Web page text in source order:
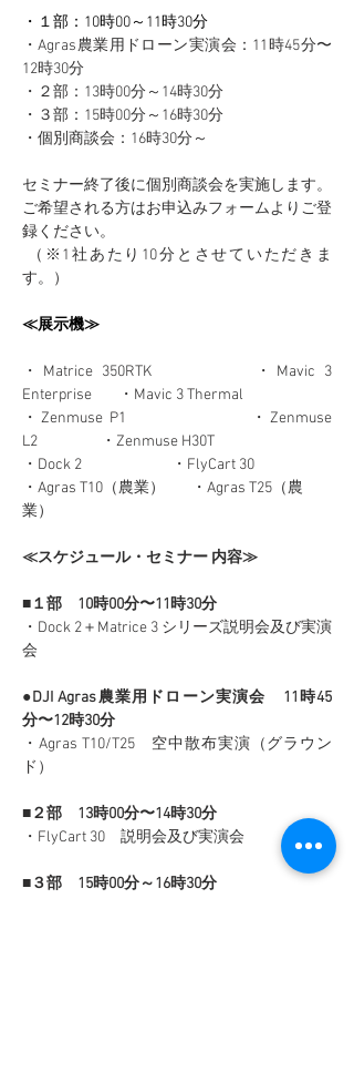
・１部：10時00～11時30分
・Agras農業用ドローン実演会：11時45分〜
12時30分
・２部：13時00分～14時30分
・３部：15時00分～16時30分
・個別商談会：16時30分～
セミナー終了後に個別商談会を実施します。
ご希望される方はお申込みフォームよりご登
録ください。
（※1社あたり10分とさせていただきま
す。）
≪展示機≫
・Matrice 350RTK            ・Mavic 3
Enterprise        ・Mavic 3 Thermal
・Zenmuse P1                  ・Zenmuse
L2                   ・Zenmuse H30T
・Dock 2                           ・FlyCart 30
・Agras T10（農業）        ・Agras T25（農
業）
≪スケジュール・セミナー 内容≫
■１部　10時00分〜11時30分
・Dock 2＋Matrice 3 シリーズ説明会及び実演
会
●DJI Agras農業用ドローン実演会　11時45
分〜12時30分
・Agras T10/T25　空中散布実演（グラウン
ド）
■２部　13時00分〜14時30分
・FlyCart 30　説明会及び実演会
■３部　15時00分～16時30分